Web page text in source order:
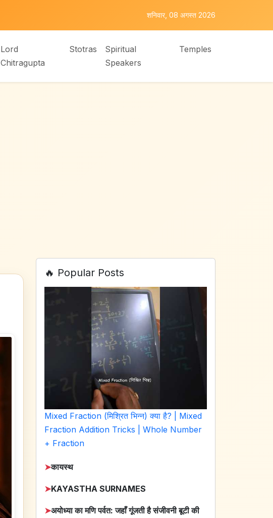
शनिवार, 08 अगस्त 2026
Lord
Chitragupta
Stotras
Spiritual
Speakers
Temples
🔥 Popular Posts
Mixed Fraction (मिश्रित भिन्न) क्या है? | Mixed
Fraction Addition Tricks | Whole Number
+ Fraction
➤कायस्थ
➤KAYASTHA SURNAMES
➤अयोध्या का मणि पर्वत: जहाँ गूंजती है संजीवनी बूटी की